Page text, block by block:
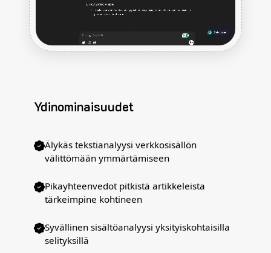
Ydinominaisuudet
Älykäs tekstianalyysi verkkosisällön
välittömään ymmärtämiseen
Pikayhteenvedot pitkistä artikkeleista
tärkeimpine kohtineen
Syvällinen sisältöanalyysi yksityiskohtaisilla
selityksillä